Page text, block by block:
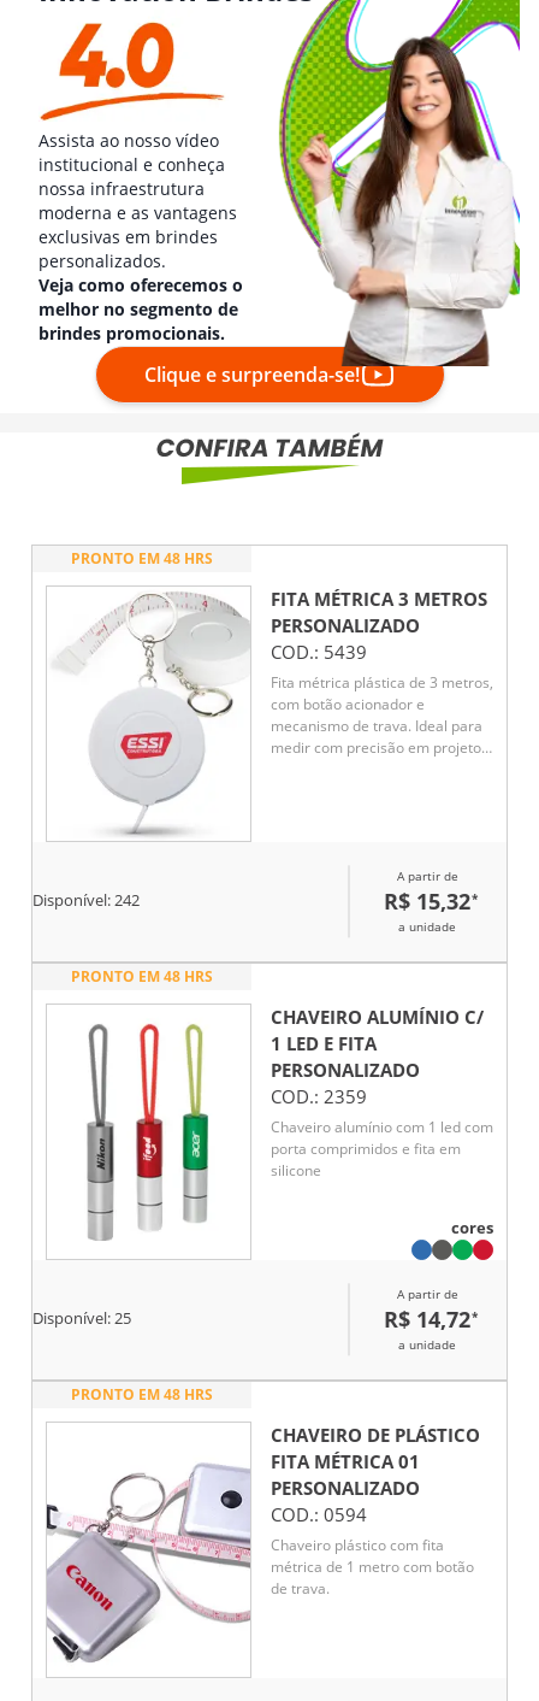
Assista ao nosso vídeo
institucional e conheça
nossa infraestrutura
moderna e as vantagens
exclusivas em brindes
personalizados.
Veja como oferecemos o
melhor no segmento de
brindes promocionais.
Clique e surpreenda-se!
PRONTO EM 48 HRS
FITA MÉTRICA 3 METROS
PERSONALIZADO
COD.: 5439
Fita métrica plástica de 3 metros,
com botão acionador e
mecanismo de trava. Ideal para
medir com precisão em projetos
confiança com seu mecanismo
Disponível:242
A partir de
R$ 15,32*
a unidade
PRONTO EM 48 HRS
CHAVEIRO ALUMÍNIO C/
1 LED E FITA
PERSONALIZADO
COD.: 2359
Chaveiro alumínio com 1 led com
porta comprimidos e fita em
silicone
cores
Disponível:25
A partir de
R$ 14,72*
a unidade
PRONTO EM 48 HRS
CHAVEIRO DE PLÁSTICO
FITA MÉTRICA 01
PERSONALIZADO
COD.: 0594
Chaveiro plástico com fita
métrica de 1 metro com botão
de trava.